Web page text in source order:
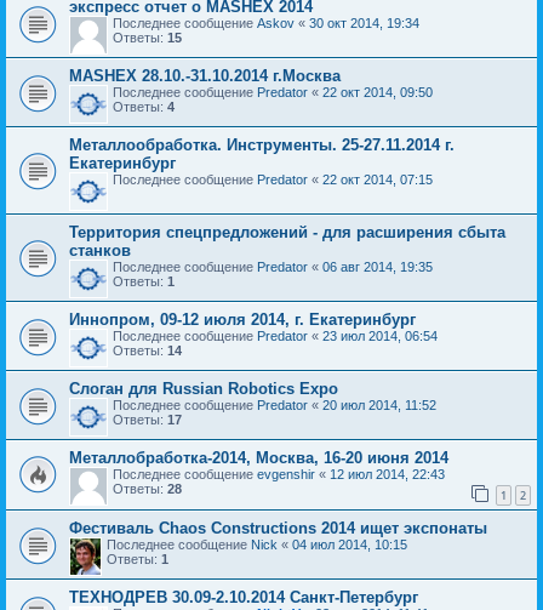
экспресс отчет о МАSHEX 2014
Последнее сообщение Askov « 30 окт 2014, 19:34
Ответы: 15
MASHEX 28.10.-31.10.2014 г.Москва
Последнее сообщение Predator « 22 окт 2014, 09:50
Ответы: 4
Металлообработка. Инструменты. 25-27.11.2014 г.
Екатеринбург
Последнее сообщение Predator « 22 окт 2014, 07:15
Территория спецпредложений - для расширения сбыта
станков
Последнее сообщение Predator « 06 авг 2014, 19:35
Ответы: 1
Иннопром, 09-12 июля 2014, г. Екатеринбург
Последнее сообщение Predator « 23 июл 2014, 06:54
Ответы: 14
Слоган для Russian Robotics Expo
Последнее сообщение Predator « 20 июл 2014, 11:52
Ответы: 17
Металлобработка-2014, Москва, 16-20 июня 2014
Последнее сообщение evgenshir « 12 июл 2014, 22:43
Ответы: 28 1 2
Фестиваль Chaos Constructions 2014 ищет экспонаты
Последнее сообщение Nick « 04 июл 2014, 10:15
Ответы: 1
ТЕХНОДРЕВ 30.09-2.10.2014 Санкт-Петербург